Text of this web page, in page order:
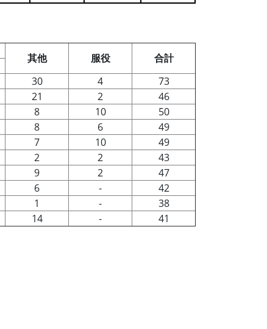
其他 服役 合計
30 4
73
21 2
46
8 10
50
8 6
49
7 10
49
2 2
43
9 2
47
6 -
42
1 -
38
14 - 41